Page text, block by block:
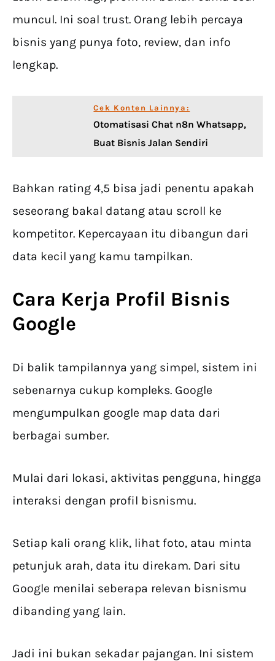
muncul. Ini soal trust. Orang lebih percaya
bisnis yang punya foto, review, dan info
lengkap.
Cek Konten Lainnya:
Otomatisasi Chat n8n Whatsapp,
Buat Bisnis Jalan Sendiri
Bahkan rating 4,5 bisa jadi penentu apakah
seseorang bakal datang atau scroll ke
kompetitor. Kepercayaan itu dibangun dari
data kecil yang kamu tampilkan.
Cara Kerja Profil Bisnis
Google
Di balik tampilannya yang simpel, sistem ini
sebenarnya cukup kompleks. Google
mengumpulkan google map data dari
berbagai sumber.
Mulai dari lokasi, aktivitas pengguna, hingga
interaksi dengan profil bisnismu.
Setiap kali orang klik, lihat foto, atau minta
petunjuk arah, data itu direkam. Dari situ
Google menilai seberapa relevan bisnismu
dibanding yang lain.
Jadi ini bukan sekadar pajangan. Ini sistem